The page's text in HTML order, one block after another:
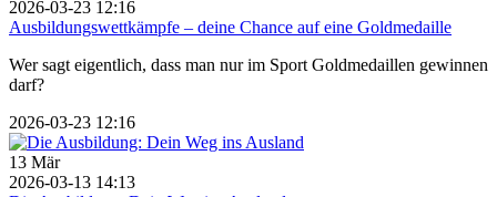
2026-03-23 12:16
Ausbildungswettkämpfe – deine Chance auf eine Goldmedaille
Wer sagt eigentlich, dass man nur im Sport Goldmedaillen gewinnen
darf?
2026-03-23 12:16
13 Mär
2026-03-13 14:13